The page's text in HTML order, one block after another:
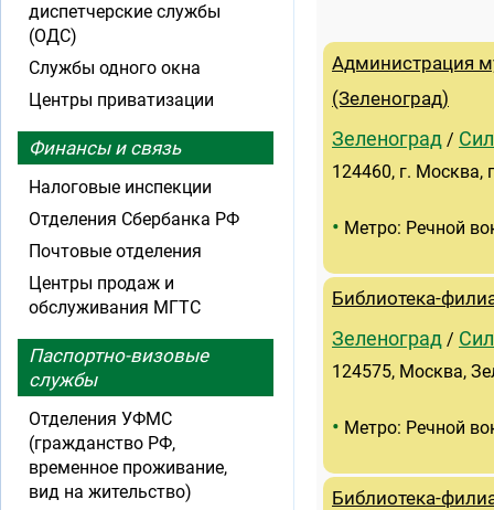
Администрация
(Зеленоград)
Зеленоград /
124460, г. Москва,
• Метро: Речной
Библиотека-
Зеленоград /
124575, Москва,
• Метро: Речной
Библиотека-
диспетчерские службы
(ОДС)
Службы одного окна
Центры приватизации
Финансы и связь
Налоговые инспекции
Отделения Сбербанка РФ
Почтовые отделения
Центры продаж и
обслуживания МГТС
Паспортно-визовые
службы
Отделения УФМС
(гражданство РФ,
временное проживание,
вид на жительство)